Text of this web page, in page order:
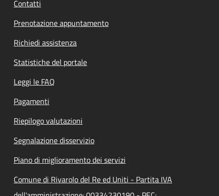
Contatti
Prenotazione appuntamento
Richiedi assistenza
Statistiche del portale
Leggi le FAQ
Pagamenti
Riepilogo valutazioni
Segnalazione disservizio
Piano di miglioramento dei servizi
Comune di Rivarolo del Re ed Uniti - Partita IVA